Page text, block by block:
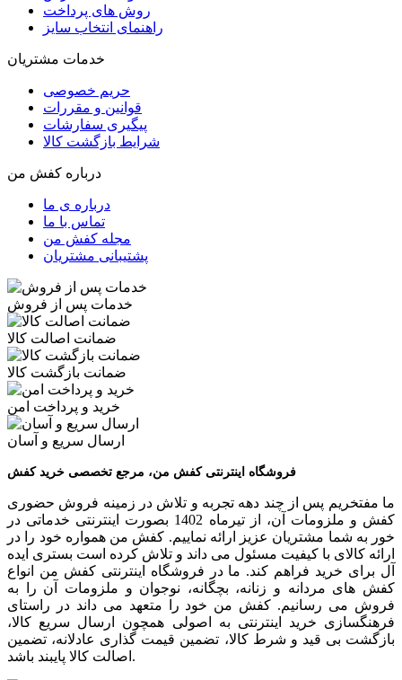
روش های پرداخت
راهنمای انتخاب سایز
خدمات مشتریان
حریم خصوصی
قوانین و مقررات
پیگیری سفارشات
شرایط بازگشت کالا
درباره کفش من
درباره ی ما
تماس با ما
مجله کفش من
پشتیبانی مشتریان
خدمات پس از فروش
ضمانت اصالت کالا
ضمانت بازگشت کالا
خرید و پرداخت امن
ارسال سریع و آسان
فروشگاه اینترنتی کفش من، مرجع تخصصی خرید کفش
ما مفتخریم پس از چند دهه تجربه و تلاش در زمینه فروش حضوری
کفش و ملزومات آن، از تیرماه 1402 بصورت اینترنتی خدماتی در
خور به شما مشتریان عزیز ارائه نماییم. کفش من همواره خود را در
ارائه کالای با کیفیت مسئول می داند و تلاش کرده است بستری ایده
آل برای خرید فراهم کند. ما در فروشگاه اینترنتی کفش من انواع
کفش های مردانه و زنانه، بچگانه، نوجوان و ملزومات آن را به
فروش می رسانیم. کفش من خود را متعهد می داند در راستای
فرهنگسازی خرید اینترنتی به اصولی همچون ارسال سریع کالا،
بازگشت بی قید و شرط کالا، تضمین قیمت گذاری عادلانه، تضمین
اصالت کالا پایبند باشد.